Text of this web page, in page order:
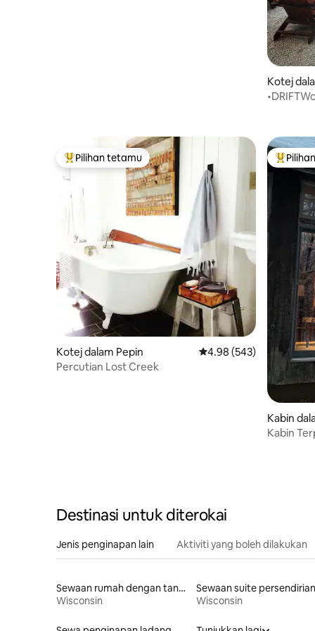
Kotej
Pilihan utama tetamu
Pilihan tetamu
Kotej dalam Pepin Penarafan purata 4.98
4.98 (543)
Percutian Lost Creek
Pilihan
Kabin
Kabin
Destinasi untuk diterokai
Jenis penginapan lain Aktiviti yang boleh dilakukan
Sewaan rumah dengan tandas mudah diakses
Wisconsin
Sewaan suite persendirian
Wisconsin